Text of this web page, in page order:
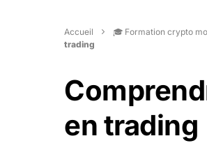
Accueil 🎓 Formation crypto
trading
en trading